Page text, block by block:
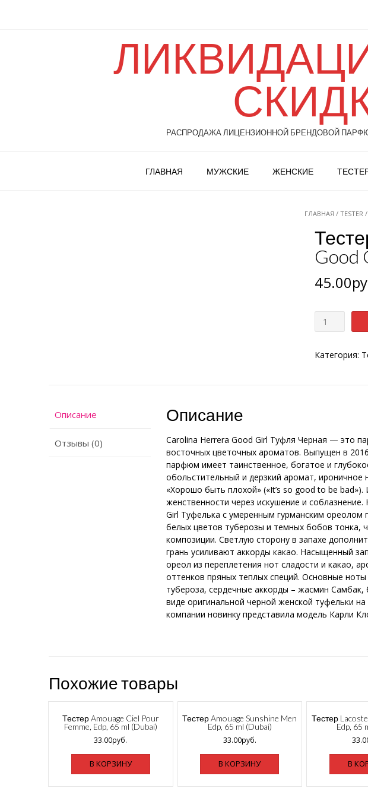
РАСПРОДАЖА ЛИЦЕНЗИОННОЙ БРЕНДОВОЙ
ГЛАВНАЯ МУЖСКИЕ ЖЕНСКИЕ
ГЛАВНАЯ /TESTER
Good
45.00
Количество
Категория:
Описание
Отзывы (0)
Описание
Carolina Herrera Good Girl Туфля Черная — это
восточных цветочных ароматов. Выпущен в
парфюм имеет таинственное, богатое и
обольстительный и дерзкий аромат, ироничное
«Хорошо быть плохой» («It’s so good to be
женственности через искушение и
Girl Туфелька с умеренным гурманским ореолом
белых цветов туберозы и темных бобов тонка,
композиции. Светлую сторону в запахе
грань усиливают аккорды какао. Насыщенный
ореол из переплетения нот сладости и какао,
оттенков пряных теплых специй. Основные
тубероза, сердечные аккорды – жасмин
виде оригинальной черной женской туфельки
компании новинку представила модель Карли
Похожие товары
Тестер Amouage Ciel Pour
Femme, Edp, 65 ml (Dubai)
33.00руб.
В КОРЗИНУ
Тестер Amouage Sunshine Men
Edp, 65 ml (Dubai)
33.00руб.
В КОРЗИНУ
Тестер
Edp, 65
В